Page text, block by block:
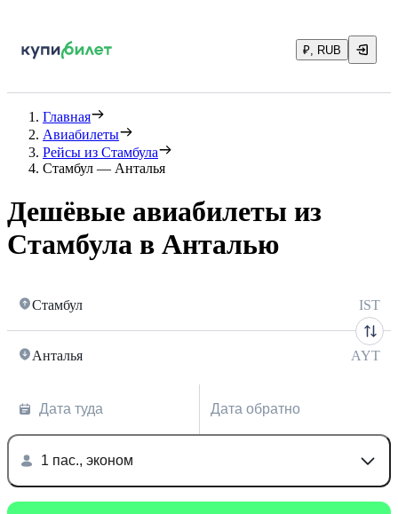
₽, RUB
Главная
Авиабилеты
Рейсы из Стамбула
Стамбул — Анталья
Дешёвые авиабилеты из
Стамбула в Анталью
Стамбул IST
Анталья AYT
Дата туда Дата обратно
1 пас., эконом